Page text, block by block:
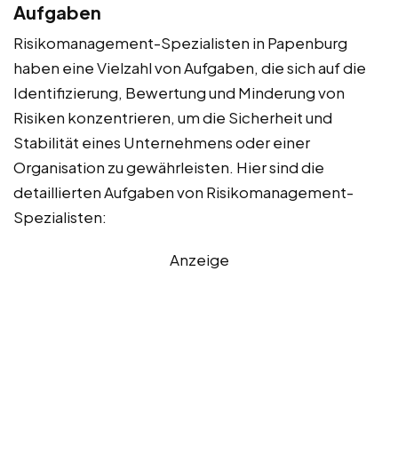
Aufgaben
Risikomanagement-Spezialisten in Papenburg
haben eine Vielzahl von Aufgaben, die sich auf die
Identifizierung, Bewertung und Minderung von
Risiken konzentrieren, um die Sicherheit und
Stabilität eines Unternehmens oder einer
Organisation zu gewährleisten. Hier sind die
detaillierten Aufgaben von Risikomanagement-
Spezialisten:
Anzeige